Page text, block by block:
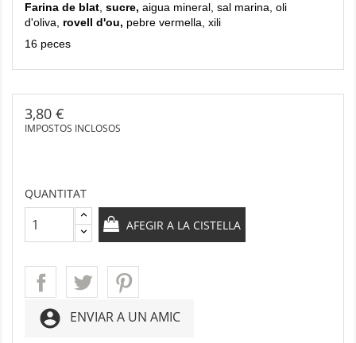
Farina de blat sucre, aigua mineral, sal marina, oli
d'oliva, rovell d'ou, pebre vermella, xili
16 peces
3,80 €
IMPOSTOS INCLOSOS
QUANTITAT
AFEGIR A LA CISTELLA
account_circle ENVIAR A UN AMIC